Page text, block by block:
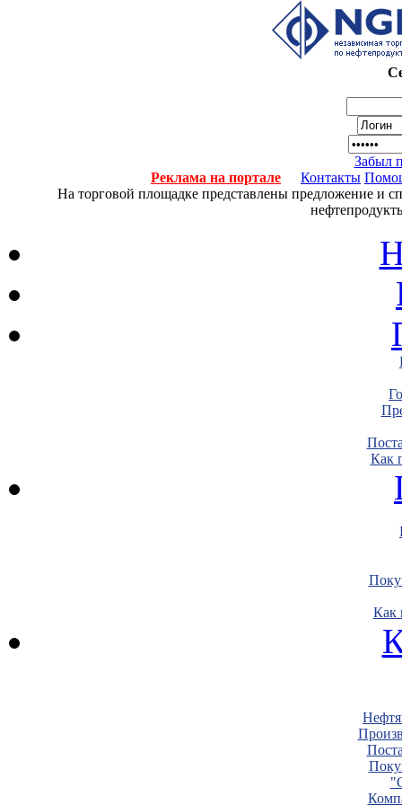
Забыл
Реклама на портале
Контакты
На торговой площадке представлены предложение и
Как
Как